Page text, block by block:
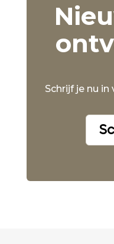
Schrijf je nu